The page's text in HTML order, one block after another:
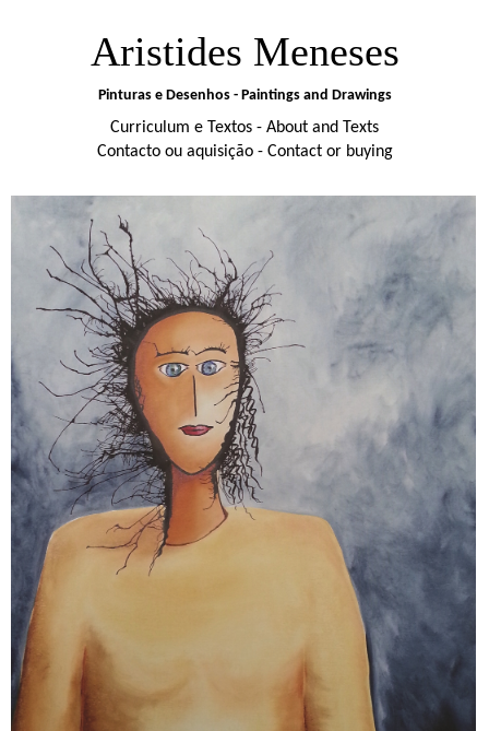
Aristides Meneses
Pinturas e Desenhos - Paintings and Drawings
Curriculum e Textos - About and Texts
Contacto ou aquisição - Contact or buying